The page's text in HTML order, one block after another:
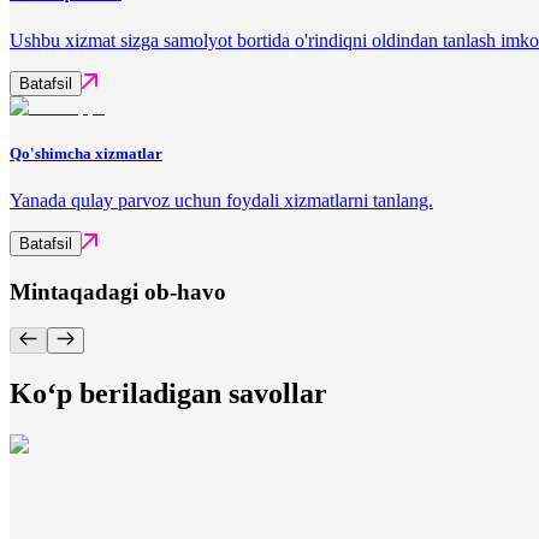
Ushbu xizmat sizga samolyot bortida o'rindiqni oldindan tanlash
Batafsil
Qo'shimcha xizmatlar
Yanada qulay parvoz uchun foydali xizmatlarni tanlang.
Batafsil
Mintaqadagi ob-havo
Ko‘p beriladigan savollar